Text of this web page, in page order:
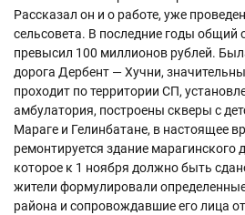
Рассказал он и о работе, уже
сельсовета. В последние годы общий
превысил 100 миллионов рублей.
дорога Дербент — Хучни,
проходит по территории СП,
амбулатория, построены скверы с
Мараге и Гелинбатане, в настоящее
ремонтируется здание марагинского
которое к 1 ноября должно быть
жители формулировали
района и сопровождавшие его лица